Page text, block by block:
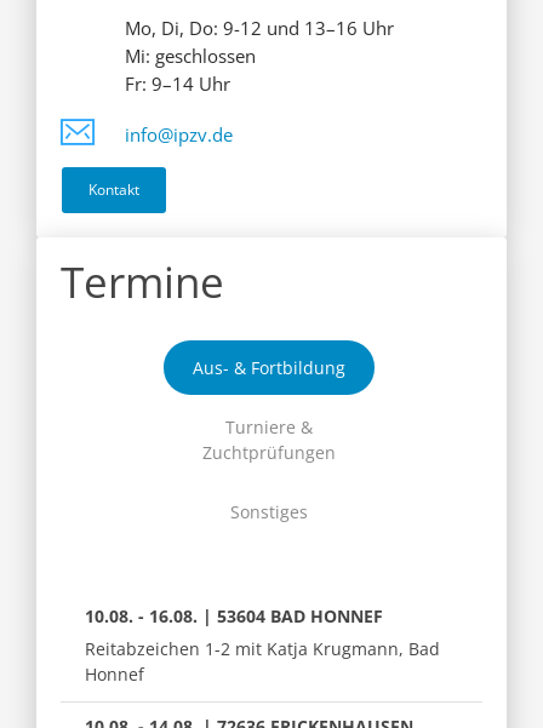
Mo, Di, Do: 9-12 und 13–16 Uhr
Mi: geschlossen
Fr: 9–14 Uhr
info@ipzv.de
Kontakt
Termine
Aus- & Fortbildung
Turniere &
Zuchtprüfungen
Sonstiges
10.08. - 16.08. | 53604 BAD HONNEF
Reitabzeichen 1-2 mit Katja Krugmann, Bad
Honnef